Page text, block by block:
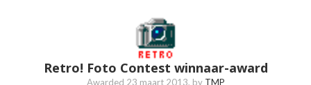
Retro! Foto Contest winnaar-award
Awarded 23 maart 2013, by TMP